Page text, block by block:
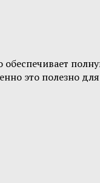
это полезно